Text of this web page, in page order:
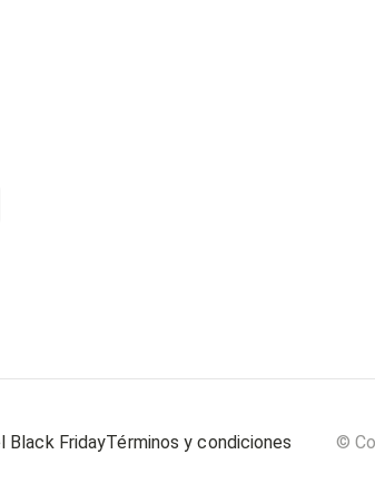
Black FridayTérminos y condiciones ©